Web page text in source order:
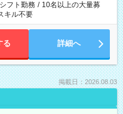
シフト勤務 / 10名以上の大量募
キル不要
る 詳細へ
掲載日：2026.08.03